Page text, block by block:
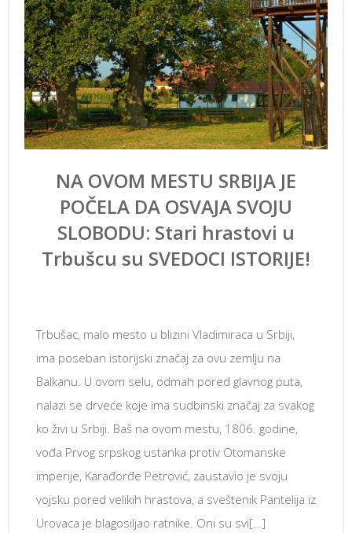
NA OVOM MESTU SRBIJA JE
POČELA DA OSVAJA SVOJU
SLOBODU: Stari hrastovi u
Trbušcu su SVEDOCI ISTORIJE!
Trbušac, malo mesto u blizini Vladimiraca u Srbiji,
ima poseban istorijski značaj za ovu zemlju na
Balkanu. U ovom selu, odmah pored glavnog puta,
nalazi se drveće koje ima sudbinski značaj za svakog
ko živi u Srbiji. Baš na ovom mestu, 1806. godine,
vođa Prvog srpskog ustanka protiv Otomanske
imperije, Karađorđe Petrović, zaustavio je svoju
vojsku pored velikih hrastova, a sveštenik Pantelija iz
Urovaca je blagosiljao ratnike. Oni su svi[…]